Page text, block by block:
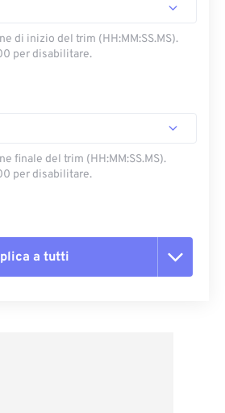
di inizio del trim (HH:MM:SS.MS).
per disabilitare.
finale del trim (HH:MM:SS.MS).
per disabilitare.
a tutti